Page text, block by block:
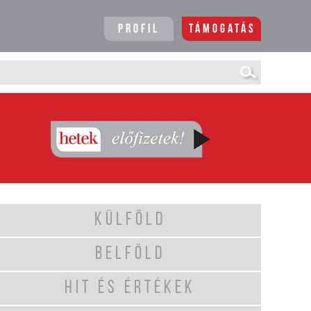
Profil Támogatás
KÜLFÖLD
BELFÖLD
HIT ÉS ÉRTÉKEK